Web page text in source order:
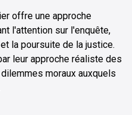
offre une approche
l'attention sur l'enquête,
la poursuite de la justice.
leur approche réaliste des
moraux auxquels